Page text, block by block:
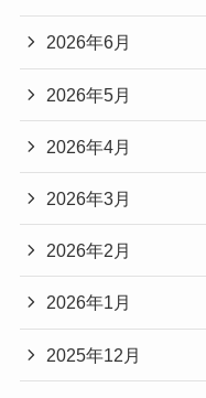
2026年6月
2026年5月
2026年4月
2026年3月
2026年2月
2026年1月
2025年12月